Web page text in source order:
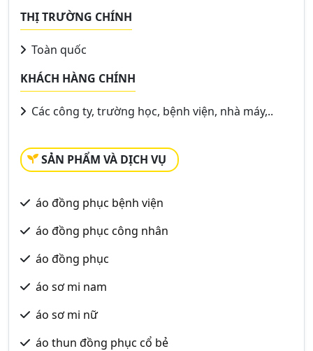
THỊ TRƯỜNG CHÍNH
Toàn quốc
KHÁCH HÀNG CHÍNH
Các công ty, trường học, bệnh viện, nhà máy,..
SẢN PHẨM VÀ DỊCH VỤ
áo đồng phục bệnh viện
áo đồng phục công nhân
áo đồng phục
áo sơ mi nam
áo sơ mi nữ
áo thun đồng phục cổ bẻ